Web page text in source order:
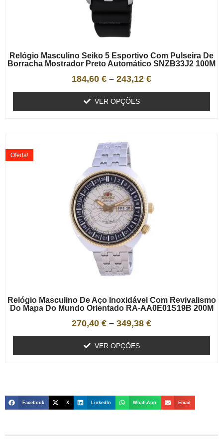
Relógio Masculino Seiko 5 Esportivo Com Pulseira De
Borracha Mostrador Preto Automático SNZB33J2 100M
184,60 € – 243,12 €
VER OPÇÕES
Relógio Masculino De Aço Inoxidável Com Revivalismo
Do Mapa Do Mundo Orientado RA-AA0E01S19B 200M
Oferta!
270,40 € – 349,38 €
VER OPÇÕES
Facebook X LinkedIn WhatsApp Email